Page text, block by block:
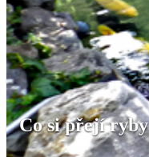
Co si přejí